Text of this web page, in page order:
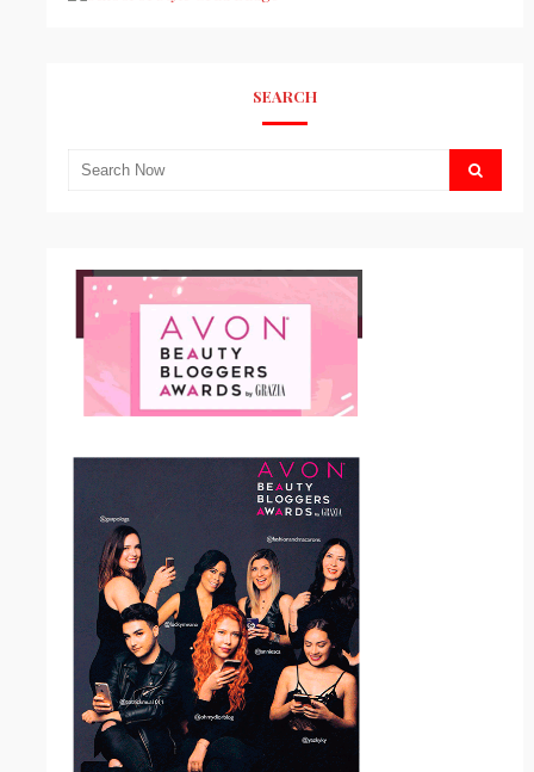
SEARCH